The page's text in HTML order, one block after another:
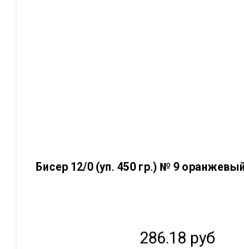
Бисер 12/0 (уп. 450 гр.) № 9
286.18 руб